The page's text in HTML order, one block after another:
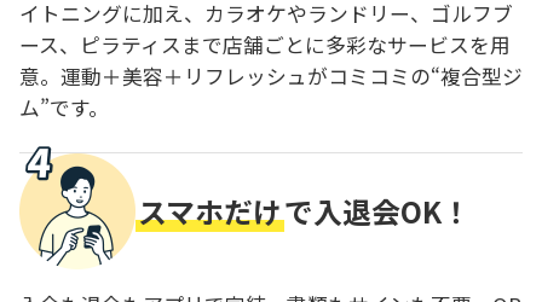
イトニングに加え、カラオケやランドリー、ゴルフブ
ース、ピラティスまで店舗ごとに多彩なサービスを用
意。運動＋美容＋リフレッシュがコミコミの“複合型ジ
ム”です。
スマホだけで入退会OK！